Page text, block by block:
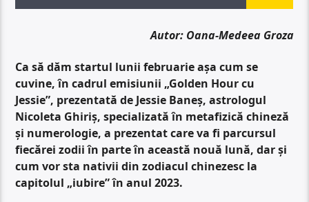
Autor: Oana-Medeea Groza
Ca să dăm startul lunii februarie așa cum se
cuvine, în cadrul emisiunii „Golden Hour cu
Jessie”, prezentată de Jessie Baneș, astrologul
Nicoleta Ghiriș, specializată în metafizică chineză
și numerologie, a prezentat care va fi parcursul
fiecărei zodii în parte în această nouă lună, dar și
cum vor sta nativii din zodiacul chinezesc la
capitolul „iubire” în anul 2023.